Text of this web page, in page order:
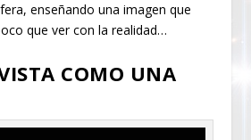
enseñando una imagen que
que ver con la realidad…
COMO UNA